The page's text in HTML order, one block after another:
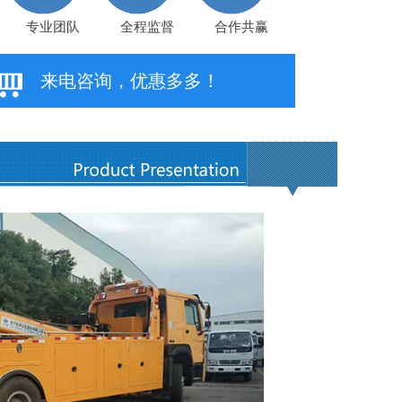
专业团队 全程监督 合作共赢
来电咨询，优惠多多！